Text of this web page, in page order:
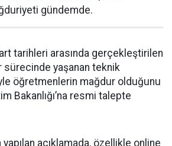
gündemde.
tarihleri arasında gerçekleştirilen
sürecinde yaşanan teknik
öğretmenlerin mağdur olduğunu
Bakanlığı’na resmi talepte
açıklamada, özellikle online